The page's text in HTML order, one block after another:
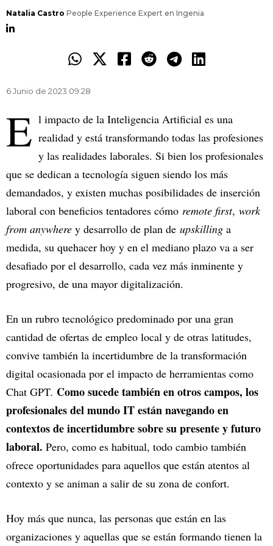
Natalia Castro People Experience Expert en Ingenia
6 Junio de 2023 09.28
E l impacto de la Inteligencia Artificial es una
realidad y está transformando todas las profesiones
y las realidades laborales. Si bien los profesionales
que se dedican a tecnología siguen siendo los más
demandados, y existen muchas posibilidades de inserción
laboral con beneficios tentadores cómo remote first, work
from anywhere y desarrollo de plan de upskilling a
medida, su quehacer hoy y en el mediano plazo va a ser
desafiado por el desarrollo, cada vez más inminente y
progresivo, de una mayor digitalización.
En un rubro tecnológico predominado por una gran
cantidad de ofertas de empleo local y de otras latitudes,
convive también la incertidumbre de la transformación
digital ocasionada por el impacto de herramientas como
Chat GPT. Como sucede también en otros campos, los
profesionales del mundo IT están navegando en
contextos de incertidumbre sobre su presente y futuro
laboral. Pero, como es habitual, todo cambio también
ofrece oportunidades para aquellos que están atentos al
contexto y se animan a salir de su zona de confort.
Hoy más que nunca, las personas que están en las
organizaciones y aquellas que se están formando tienen la